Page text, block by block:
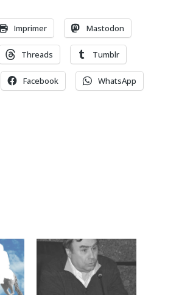
Imprimer Mastodon
Threads Tumblr
Facebook WhatsApp